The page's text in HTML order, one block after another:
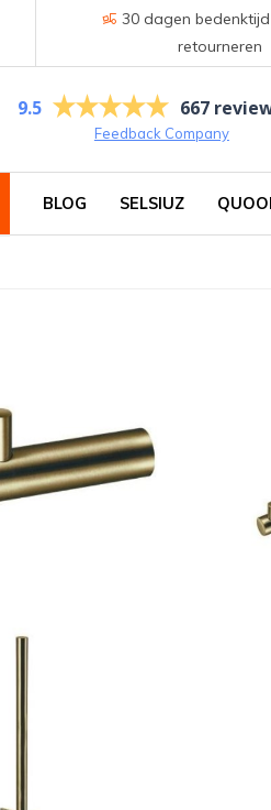
30 dagen
retourneren
9.5 667
Feedback Company
BLOG SELSIUZ